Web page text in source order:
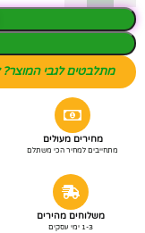
מתלבטים לגבי המוצר?
מחירים מעולים
מתחייבים למחיר הכי משתלם
משלוחים מהירים
1-3 ימי עסקים